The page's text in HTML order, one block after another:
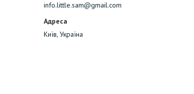
info.little.sam@gmail.com
Київ, Україна